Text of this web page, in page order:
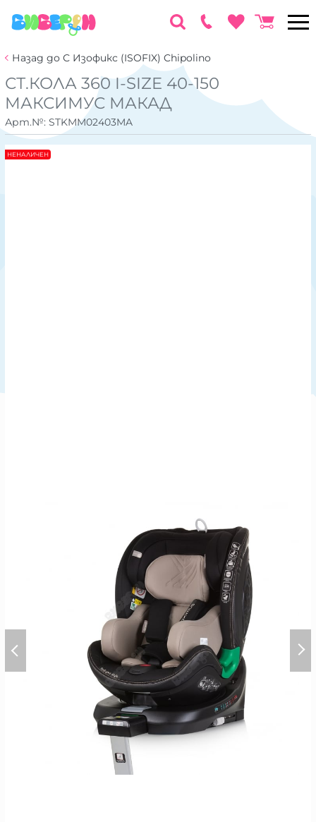
Назад до С Изофикс (ISOFIX) Chipolino
СТ.КОЛА 360 I-SIZE 40-150
MАКСИМУС МАКАД
Арт.№: STKMM02403MA
НЕНАЛИЧЕН